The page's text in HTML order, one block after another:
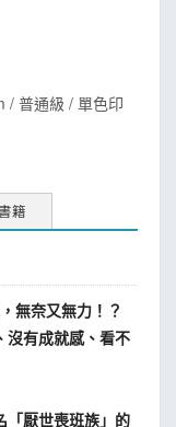
/ 普通級 / 單色印
籍
無奈又無力！？
沒有成就感、看不
「厭世喪班族」的